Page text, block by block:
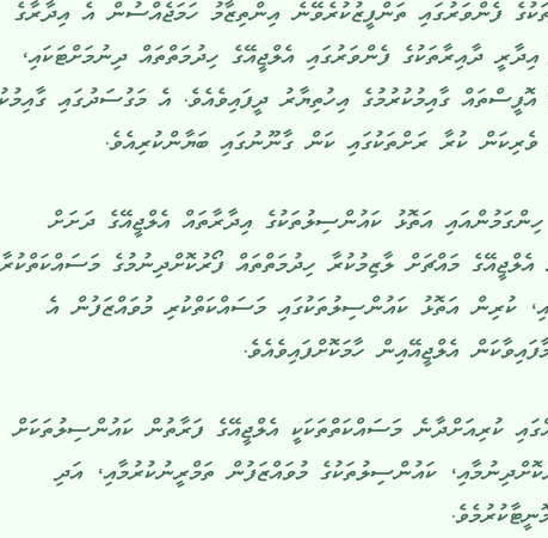
ފެންވަރުގައި ތަންފީޒުކުރެވޭނެ އިންތިޒާމު ހަމަޖެއްސުން އެ އިދާރާގެ
ދާއިރާތަކުގެ ފެންވަރުގައި އެލްޖީއޭގެ ހިދުމަތްތައް ދިނުމަށްޓަކައި،
ގާއިމުކުރުމުގެ އިހުތިޔާރު ދީފައިވެއެވެ. އެ މަގުސަދުގައި
ކުރާ ރަށްތަކުގައި ކަން ގާނޫނުގައި ބަޔާންކުރިއެވެ.
އަތޮޅު ކައުންސިލުތަކުގެ އިދާރާތައް އެލްޖީއޭގެ ދަށަށް
މައްޗަށް ލާޒިމުކުރާ ހިދުމަތްތައް ފޯރުކޮށްދިނުމުގެ މަސައްކަތްކުރާ
ކުރިން އަތޮޅު ކައުންސިލުތަކުގައި މަސައްކަތްކުރި މުވައްޒަފުން އެ
އެލްޖީއޭއިން ހާމަކޮށްފައިވެއެވެ.
ކުރިއަށްދާނެ މަސައްކަތްތަކަކީ އެލްޖީއޭގެ ފަރާތުން ކައުންސިލުތަކަށް
ކައުންސިލުތަކުގެ މުވައްޒަފުން ތަމްރީނުކުރުމާއި، އަދި